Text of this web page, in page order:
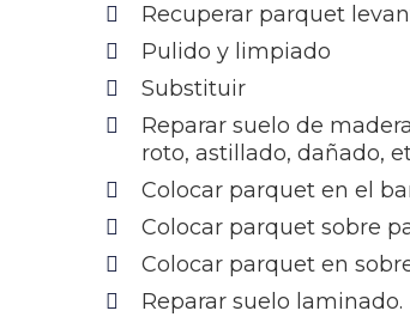
Recuperar parquet
Pulido y limpiado
Substituir
Reparar suelo de
roto, astillado, dañado,
Colocar parquet en el
Colocar parquet sobre
Colocar parquet en
Reparar suelo laminado.